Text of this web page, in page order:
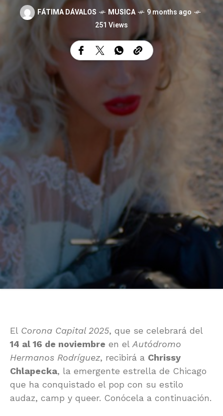
FÁTIMA DÁVALOS MUSICA
9 months ago
251 Views
El Corona Capital 2025, que se celebrará del
14 al 16 de noviembre en el Autódromo
Hermanos Rodríguez, recibirá a Chrissy
Chlapecka, la emergente estrella de Chicago
que ha conquistado el pop con su estilo
audaz, camp y queer. Conócela a continuación.